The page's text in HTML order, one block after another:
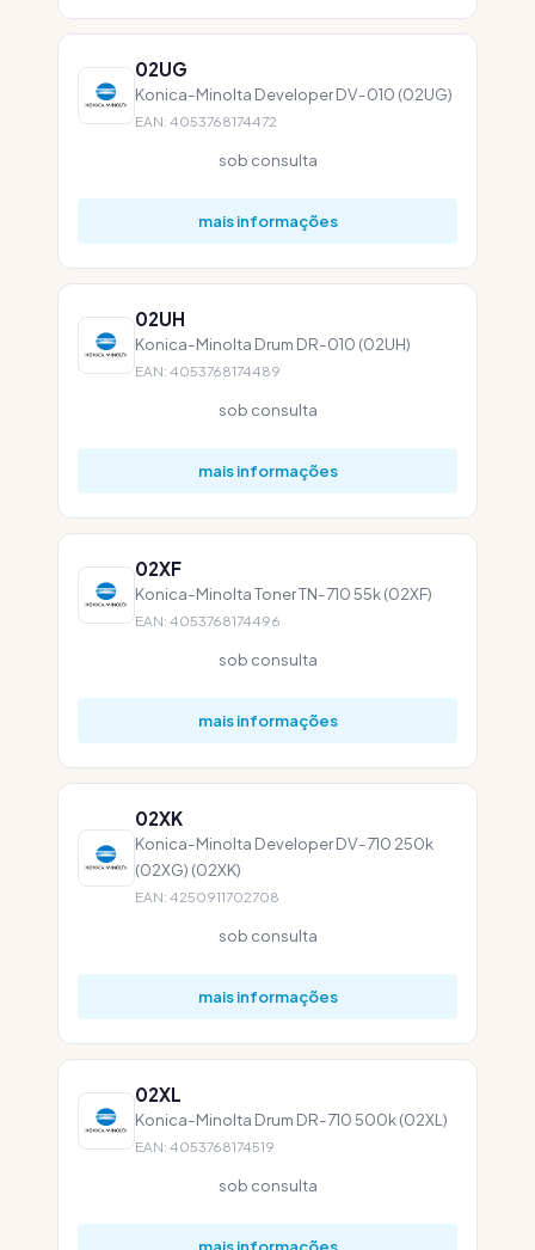
02UG
Konica-Minolta Developer DV-010 (02UG)
EAN: 4053768174472
sob consulta
mais informações
02UH
Konica-Minolta Drum DR-010 (02UH)
EAN: 4053768174489
sob consulta
mais informações
02XF
Konica-Minolta Toner TN-710 55k (02XF)
EAN: 4053768174496
sob consulta
mais informações
02XK
Konica-Minolta Developer DV-710 250k
(02XG) (02XK)
EAN: 4250911702708
sob consulta
mais informações
02XL
Konica-Minolta Drum DR-710 500k (02XL)
EAN: 4053768174519
sob consulta
mais informações